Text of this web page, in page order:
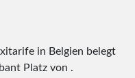
in Belgien belegt
Platz von .